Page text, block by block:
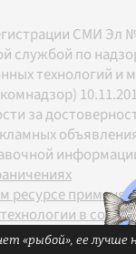
СМИ Эл
службой по
технологий и
за
ресурсе
в
«рыбой», ее лучше